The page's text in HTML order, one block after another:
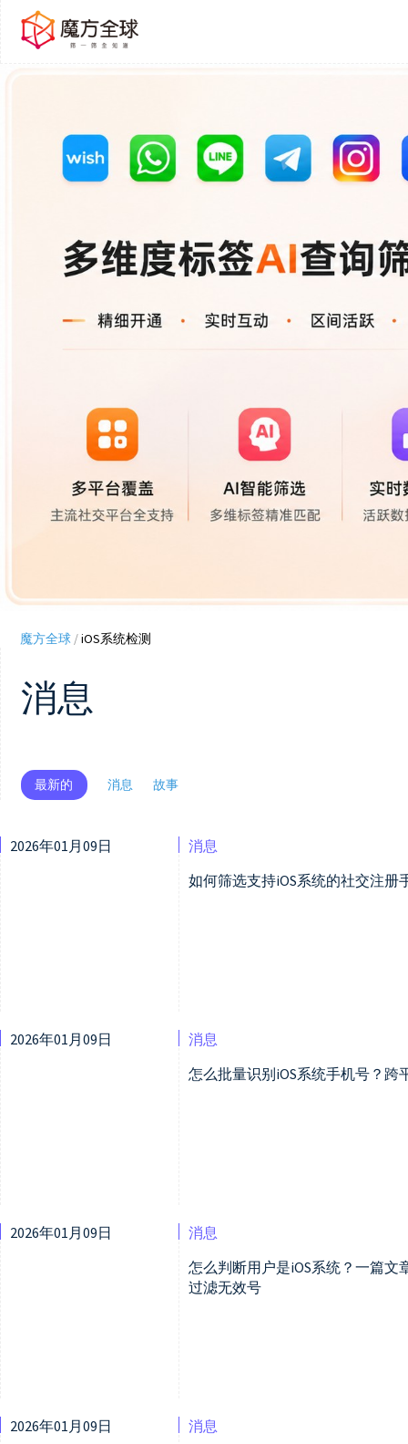
魔方全球/iOS系统检测
消息
最新的 消息 故事
2026年01月09日
消息
如何筛选支持iOS系统的社交注
2026年01月09日
消息
怎么批量识别iOS系统手机号？跨
2026年01月09日
消息
怎么判断用户是iOS系统？一篇
过滤无效号
2026年01月09日
消息